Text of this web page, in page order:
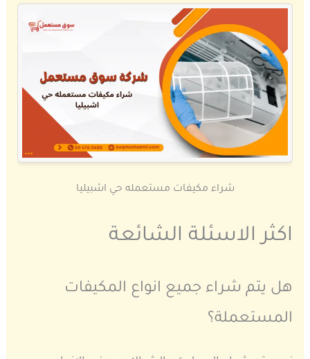
شراء مكيفات مستعمله حي اشبيليا
اكثر الاسئلة الشائعة
هل يتم شراء جميع انواع المكيفات
المستعملة؟